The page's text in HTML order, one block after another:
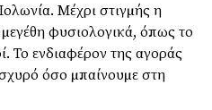
Μέχρι στιγµής η
µεγέθη φυσιολογικά, όπως το
Το ενδιαφέρον της αγοράς
όσο µπαίνουµε στη